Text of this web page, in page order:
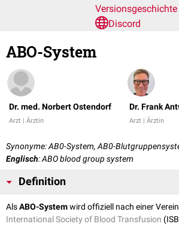
Versionsgeschichte
Discord
ABO-System
Dr. med. Norbert Ostendorf
Arzt | Ärztin
Dr. Frank
Arzt | Ärztin
Synonyme: AB0-System, AB0-
Englisch: ABO blood group system
Definition
AlsABO-Systemwird offiziell nach einer
International Society of Blood Transfusion